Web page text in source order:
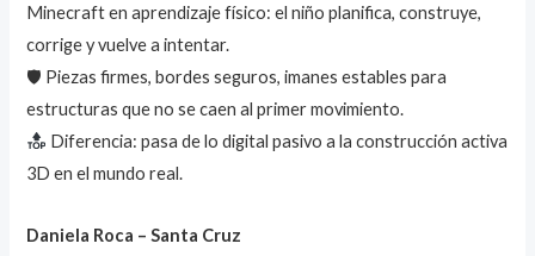
Minecraft en aprendizaje físico: el niño planifica, construye,
corrige y vuelve a intentar.
🛡 Piezas firmes, bordes seguros, imanes estables para
estructuras que no se caen al primer movimiento.
Diferencia: pasa de lo digital pasivo a la construcción activa
3D en el mundo real.
Daniela Roca – Santa Cruz